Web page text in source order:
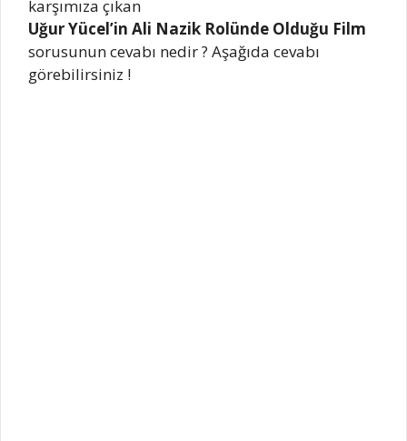
karşımıza çıkan
Uğur Yücel’in Ali Nazik Rolünde Olduğu Film
sorusunun cevabı nedir ? Aşağıda cevabı
görebilirsiniz !